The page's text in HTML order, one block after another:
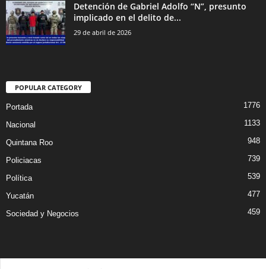
Detención de Gabriel Adolfo “N”, presunto
implicado en el delito de...
29 de abril de 2026
POPULAR CATEGORY
Portada 1776
Nacional 1133
Quintana Roo 948
Policiacas 739
Política 539
Yucatán 477
Sociedad y Negocios 459